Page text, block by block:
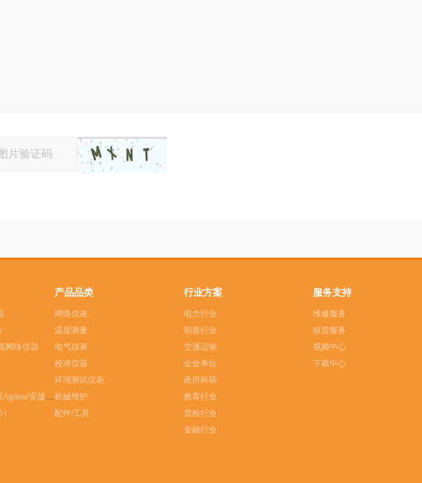
网络仪器
KEYSIGHT/是德（原Agilent/安捷伦）
产品品类
网络仪表
温度测量
电气仪表
校准仪器
环境测试仪表
机械维护
配件/工具
行业方案
电力行业
制造行业
交通运输
企业单位
政府科研
教育行业
质检行业
金融行业
服务支持
维修服务
租赁服务
视频中心
下载中心